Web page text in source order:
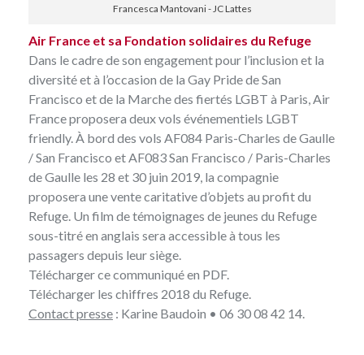
Francesca Mantovani - JC Lattes
Air France et sa Fondation solidaires du Refuge
Dans le cadre de son engagement pour l’inclusion et la
diversité et à l’occasion de la Gay Pride de San
Francisco et de la Marche des fiertés LGBT à Paris, Air
France proposera deux vols événementiels LGBT
friendly. À bord des vols AF084 Paris-Charles de Gaulle
/ San Francisco et AF083 San Francisco / Paris-Charles
de Gaulle les 28 et 30 juin 2019, la compagnie
proposera une vente caritative d’objets au profit du
Refuge. Un film de témoignages de jeunes du Refuge
sous-titré en anglais sera accessible à tous les
passagers depuis leur siège.
Téléchargerce communiqué en PDF.
Télécharger les chiffres 2018 du Refuge
Contact presse : Karine Baudoin • 06 30 08 42 14.